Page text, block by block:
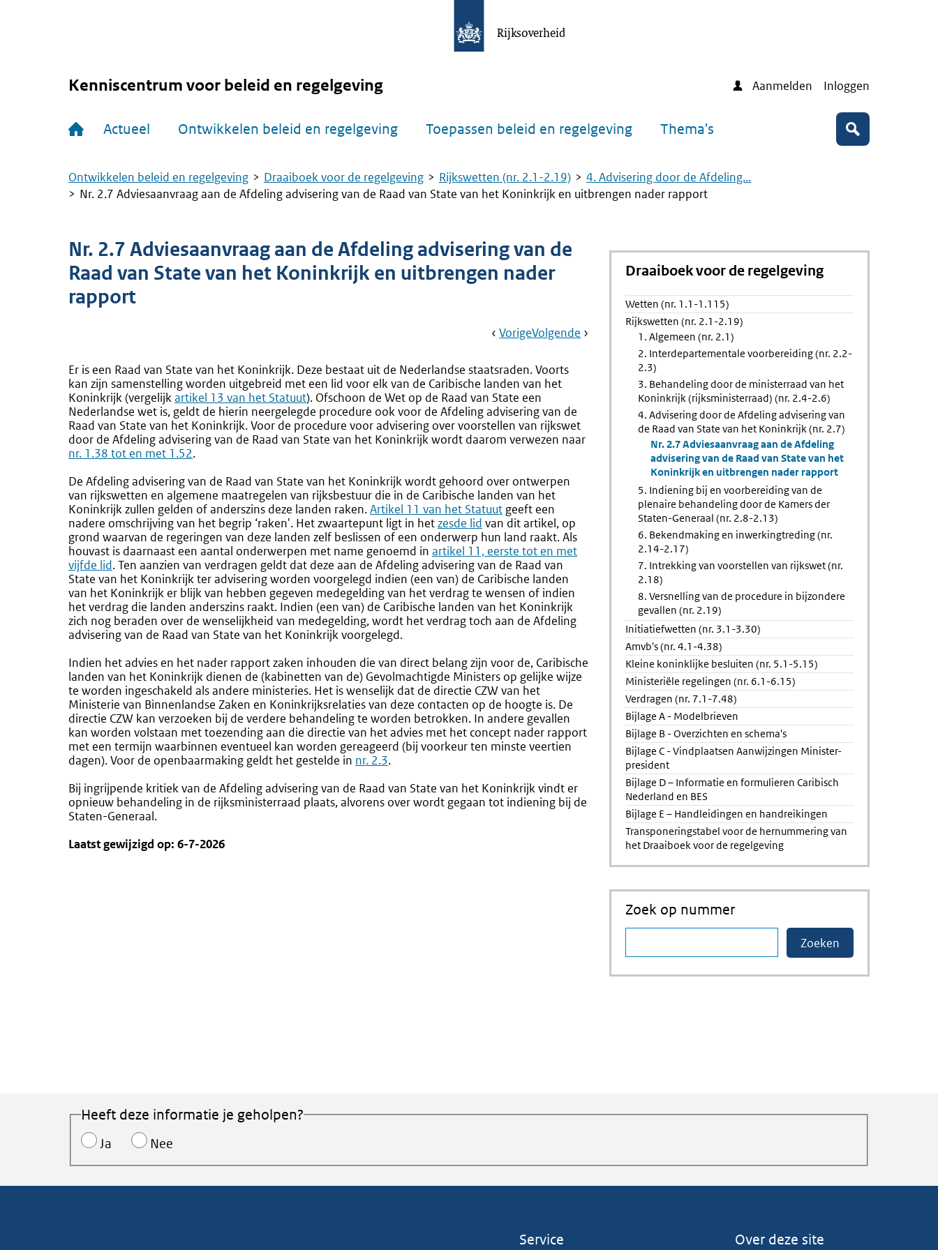
Rijksoverheid
Kenniscentrum voor beleid en regelgeving Aanmelden Inloggen
Actueel Ontwikkelen beleid en regelgeving Toepassen beleid en regelgeving Thema's Zoeken
Kruimelpad
Ontwikkelen beleid en regelgeving Draaiboek voor de regelgeving Rijkswetten (nr. 2.1-2.19)
4. Advisering door de Afdeling...
Nr. 2.7 Adviesaanvraag aan de Afdeling advisering van de Raad van State van het Koninkrijk en uitbrengen nader rapport
Nr. 2.7 Adviesaanvraag aan de Afdeling advisering van de
Raad van State van het Koninkrijk en uitbrengen nader
rapport
Book
Ga
VorigePagina:
Door
De
Afdeling
Advisering
Van
De
State
Van
Het
Koninkrijk
(nr.
2.7)
Ga
Volgende Pagina:
Voorbereiding
Plenaire
Er is een Raad van State van het Koninkrijk. Deze bestaat uit de Nederlandse staatsraden. Voorts
kan zijn samenstelling worden uitgebreid met een lid voor elk van de Caribische landen van het
Koninkrijk (vergelijkExterne
link:
artikel 13 van het Statuut). Ofschoon de Wet op de Raad van State een
Nederlandse wet is, geldt de hierin neergelegde procedure ook voor de Afdeling advisering van de
Raad van State van het Koninkrijk. Voor de procedure voor advisering over voorstellen van rijkswet
door de Afdeling advisering van de Raad van State van het Koninkrijk wordt daarom verwezen naar
nr. 1.38 tot en met 1.52.
De Afdeling advisering van de Raad van State van het Koninkrijk wordt gehoord over ontwerpen
van rijkswetten en algemene maatregelen van rijksbestuur die in de Caribische landen van het
Koninkrijk zullen gelden of anderszins deze landen raken.Externe
link:
Artikel 11 van het Statuut geeft een
nadere omschrijving van het begrip ‘raken'. Het zwaartepunt ligt in hetExterne
link:
zesde lid van dit artikel, op
grond waarvan de regeringen van deze landen zelf beslissen of een onderwerp hun land raakt. Als
houvast is daarnaast een aantal onderwerpen met name genoemd in Externe
link:
artikel 11, eerste tot en met
vijfde lid. Ten aanzien van verdragen geldt dat deze aan de Afdeling advisering van de Raad van
State van het Koninkrijk ter advisering worden voorgelegd indien (een van) de Caribische landen
van het Koninkrijk er blijk van hebben gegeven medegelding van het verdrag te wensen of indien
het verdrag die landen anderszins raakt. Indien (een van) de Caribische landen van het Koninkrijk
zich nog beraden over de wenselijkheid van medegelding, wordt het verdrag toch aan de Afdeling
advisering van de Raad van State van het Koninkrijk voorgelegd.
Indien het advies en het nader rapport zaken inhouden die van direct belang zijn voor de, Caribische
landen van het Koninkrijk dienen de (kabinetten van de) Gevolmachtigde Ministers op gelijke wijze
te worden ingeschakeld als andere ministeries. Het is wenselijk dat de directie CZW van het
Ministerie van Binnenlandse Zaken en Koninkrijksrelaties van deze contacten op de hoogte is. De
directie CZW kan verzoeken bij de verdere behandeling te worden betrokken. In andere gevallen
kan worden volstaan met toezending aan die directie van het advies met het concept nader rapport
met een termijn waarbinnen eventueel kan worden gereageerd (bij voorkeur ten minste veertien
dagen). Voor de openbaarmaking geldt het gestelde in nr. 2.3.
Bij ingrijpende kritiek van de Afdeling advisering van de Raad van State van het Koninkrijk vindt er
opnieuw behandeling in de rijksministerraad plaats, alvorens over wordt gegaan tot indiening bij de
Staten-Generaal.
Laatst gewijzigd op: 6-7-2026
Draaiboek voor de regelgeving
Wetten (nr. 1.1-1.115)
Rijkswetten (nr. 2.1-2.19)
1. Algemeen (nr. 2.1)
2. Interdepartementale voorbereiding (nr. 2.2-
2.3)
3. Behandeling door de ministerraad van het
Koninkrijk (rijksministerraad) (nr. 2.4-2.6)
4. Advisering door de Afdeling advisering van
de Raad van State van het Koninkrijk (nr. 2.7)
Nr. 2.7 Adviesaanvraag aan de Afdeling
advisering van de Raad van State van het
Koninkrijk en uitbrengen nader rapport
5. Indiening bij en voorbereiding van de
plenaire behandeling door de Kamers der
Staten-Generaal (nr. 2.8-2.13)
6. Bekendmaking en inwerkingtreding (nr.
2.14-2.17)
7. Intrekking van voorstellen van rijkswet (nr.
2.18)
8. Versnelling van de procedure in bijzondere
gevallen (nr. 2.19)
Initiatiefwetten (nr. 3.1-3.30)
Amvb's (nr. 4.1-4.38)
Kleine koninklijke besluiten (nr. 5.1-5.15)
Ministeriële regelingen (nr. 6.1-6.15)
Verdragen (nr. 7.1-7.48)
Bijlage A - Modelbrieven
Bijlage B - Overzichten en schema's
Bijlage C - Vindplaatsen Aanwijzingen Minister-
president
Bijlage D – Informatie en formulieren Caribisch
Nederland en BES
Bijlage E – Handleidingen en handreikingen
Transponeringstabel voor de hernummering van
het Draaiboek voor de regelgeving
Zoek op nummer
Heeft deze informatie je geholpen?
Ja Nee
Service Over deze site